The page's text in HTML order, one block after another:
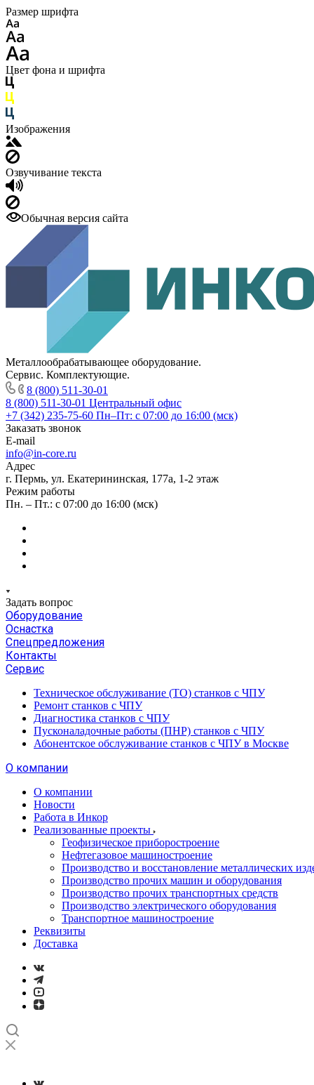
Размер шрифта
Цвет фона и шрифта
Изображения
Озвучивание текста
Обычная версия сайта
Металлообрабатывающее оборудование.
Сервис. Комплектующие.
8 (800) 511-30-01
8 (800) 511-30-01 Центральный офис
+7 (342) 235-75-60 Пн–Пт: с 07:00 до 16:00 (мск)
Заказать звонок
E-mail
info@in-core.ru
Адрес
г. Пермь, ул. ​Екатерининская, 177а, ​1-2 этаж
Режим работы
Пн. – Пт.: с 07:00 до 16:00 (мск)
Задать вопрос
Оборудование
Оснастка
Спецпредложения
Контакты
Сервис
Техническое обслуживание (ТО) станков с ЧПУ
Ремонт станков с ЧПУ
Диагностика станков с ЧПУ
Пусконаладочные работы (ПНР) станков с ЧПУ
Абонентское обслуживание станков с ЧПУ в Москве
О компании
О компании
Новости
Работа в Инкор
Реализованные проекты
Геофизическое приборостроение
Нефтегазовое машиностроение
Производство и восстановление металлических
Производство прочих машин и оборудования
Производство прочих транспортных средств
Производство электрического оборудования
Транспортное машиностроение
Реквизиты
Доставка